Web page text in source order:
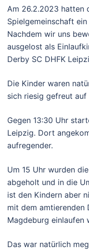
Am 26.2.2023 hatten
Spielgemeinschaft
Nachdem wir uns
ausgelost als
Derby SC DHFK
Die Kinder waren
sich riesig gefreut
Gegen 13:30 Uhr
Leipzig. Dort
aufregender.
Um 15 Uhr wurden
abgeholt und in die
ist den Kindern aber
mit dem amtierenden
Magdeburg einlaufen
Das war natürlich